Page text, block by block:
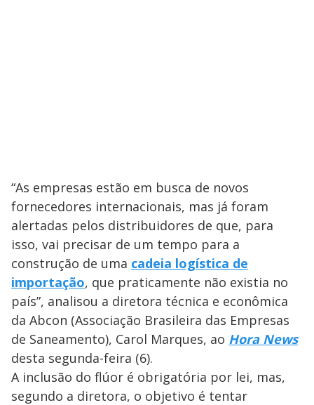
“As empresas estão em busca de novos
fornecedores internacionais, mas já foram
alertadas pelos distribuidores de que, para
isso, vai precisar de um tempo para a
construção de uma cadeia logística de
importação, que praticamente não existia no
país”, analisou a diretora técnica e econômica
da Abcon (Associação Brasileira das Empresas
de Saneamento), Carol Marques, ao Hora News
desta segunda-feira (6).
A inclusão do flúor é obrigatória por lei, mas,
segundo a diretora, o objetivo é tentar